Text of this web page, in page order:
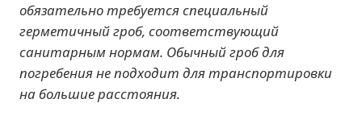
обязательно требуется специальный
герметичный гроб, соответствующий
санитарным нормам. Обычный гроб для
погребения не подходит для транспортировки
на большие расстояния.